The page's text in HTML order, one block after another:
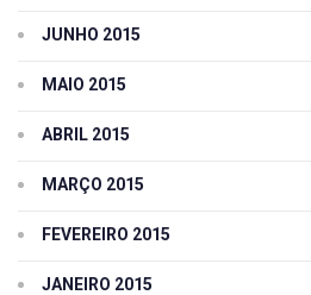
JUNHO 2015
MAIO 2015
ABRIL 2015
MARÇO 2015
FEVEREIRO 2015
JANEIRO 2015